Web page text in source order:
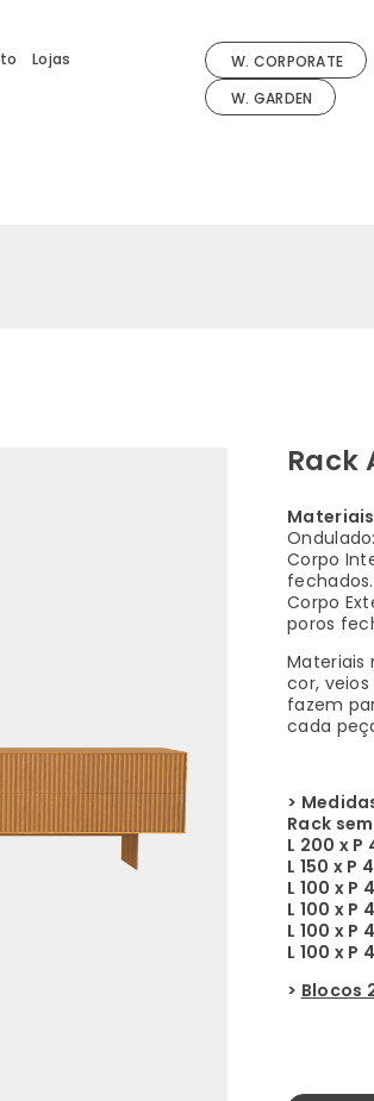
Lojas
W. CORPORATE
W. GARDEN
Rack
Corpo
fechados.
Corpo
poros
Materiais
cor,
fazem
cada
>
Rack
L 200 x
L 150 x
L 100 x
L 100 x
L 100 x P
L 100 x
> Blocos